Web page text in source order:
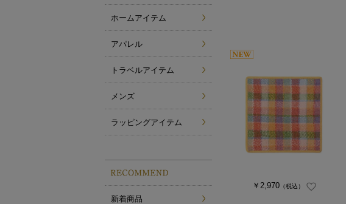
￥2,970（税込）
ホームアイテム
アパレル
トラベルアイテム
メンズ
ラッピングアイテム
新着商品